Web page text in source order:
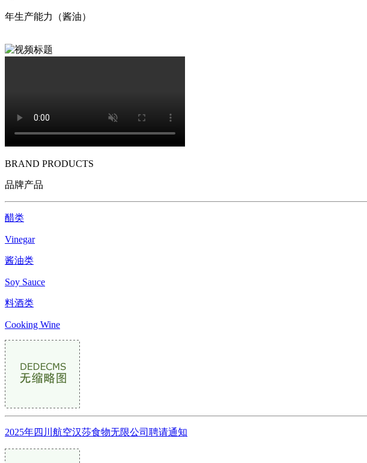
年生产能力（酱油）
BRAND PRODUCTS
品牌产品
醋类
Vinegar
酱油类
Soy Sauce
料酒类
Cooking Wine
2025年四川航空汉莎食物无限公司聘请通知